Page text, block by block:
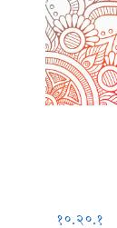
१०.२०.१